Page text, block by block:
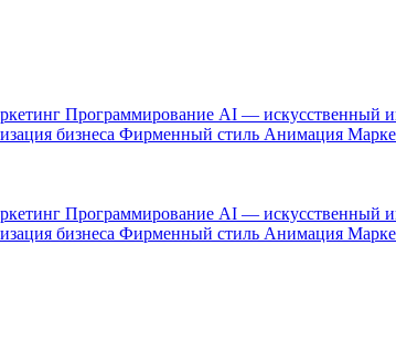
Программирование AI — искусственный
бизнеса Фирменный стиль Анимация
Программирование AI — искусственный
бизнеса Фирменный стиль Анимация